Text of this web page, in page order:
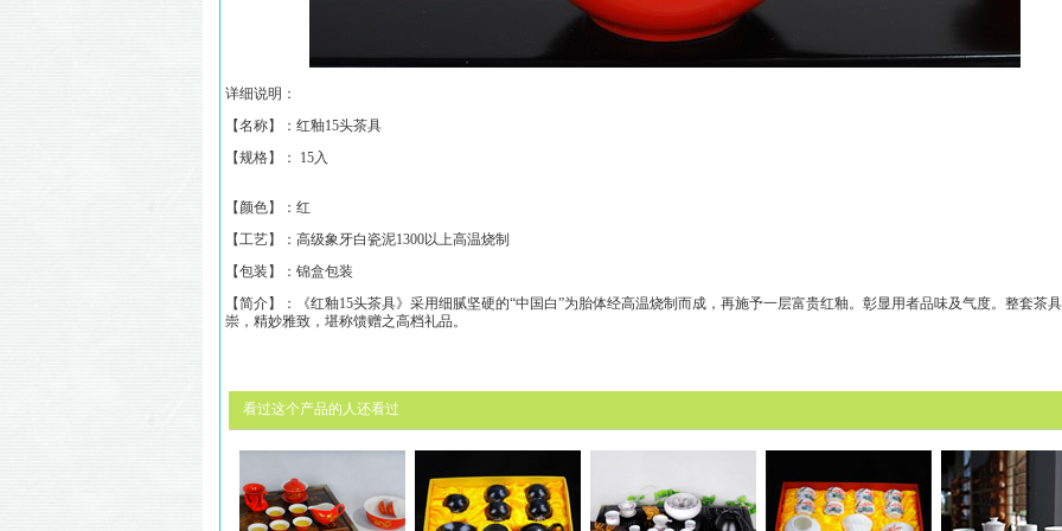
详细说明：
【名称】： 红釉15头茶具
【规格】： 15入
【颜色】：红
【工艺】：高级象牙白瓷泥1300以上高温烧制
【包装】：锦盒包装
【简介】：《红釉15头茶具》采用细腻坚硬的“中国白”为胎体经高温烧制而成，再施予一层富贵红釉。彰显用者品味及气度。整套茶
崇，精妙雅致，堪称馈赠之高档礼品。
看过这个产品的人还看过